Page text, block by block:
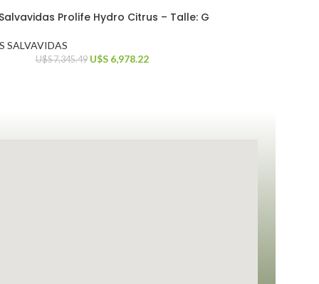
Prolife Hydro Citrus – Talle: G
SALVAVIDAS
U$S7,345.49 U$S 6,978.22